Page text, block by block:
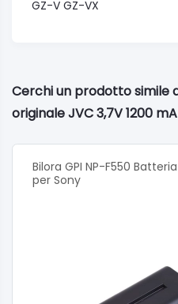
GZ-V GZ-VX
Cerchi un prodotto simile
originale JVC 3,7V 1200
Bilora GPI NP-F550
per Sony